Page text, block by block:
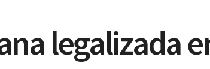
legalizada